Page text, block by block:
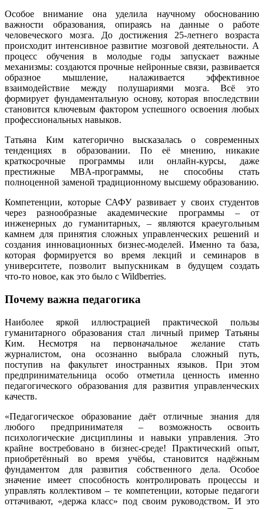
Особое внимание она уделила научному обоснованию
важности образования, опираясь на данные о работе
человеческого мозга. До достижения 25‑летнего возраста
происходит интенсивное развитие мозговой деятельности. А
процесс обучения в молодые годы запускает важные
механизмы: создаются прочные нейронные связи, развивается
образное мышление, налаживается эффективное
взаимодействие между полушариями мозга. Всё это
формирует фундаментальную основу, которая впоследствии
становится ключевым фактором успешного освоения любых
профессиональных навыков.
Татьяна Ким категорично высказалась о современных
тенденциях в образовании. По её мнению, никакие
краткосрочные программы или онлайн-курсы, даже
престижные MBA-программы, не способны стать
полноценной заменой традиционному высшему образованию.
Компетенции, которые САФУ развивает у своих студентов
через разнообразные академические программы – от
инженерных до гуманитарных, – являются краеугольным
камнем для принятия сложных управленческих решений и
создания инновационных бизнес-моделей. Именно та база,
которая формируется во время лекций и семинаров в
университете, позволит выпускникам в будущем создать
что‑то новое, как это было с Wildberries.
Почему важна педагогика
Наиболее яркой иллюстрацией практической пользы
гуманитарного образования стал личный пример Татьяны
Ким. Несмотря на первоначальное желание стать
журналистом, она осознанно выбрала сложный путь,
поступив на факультет иностранных языков. При этом
предпринимательница особо отметила ценность именно
педагогического образования для развития управленческих
качеств.
«Педагогическое образование даёт отличные знания для
любого предпринимателя – возможность освоить
психологические дисциплины и навыки управления. Это
крайне востребовано в бизнес-среде! Практический опыт,
приобретённый во время учёбы, становится надёжным
фундаментом для развития собственного дела. Особое
значение имеет способность контролировать процессы и
управлять коллективом – те компетенции, которые педагоги
оттачивают, «держа класс» под своим руководством. И это